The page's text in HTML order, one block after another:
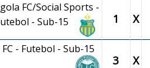
FC/Social Sports -
- Sub-15
1 X
- Futebol - Sub-15
3 X